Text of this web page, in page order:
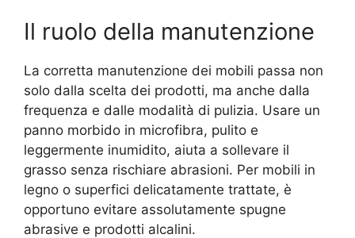
Il ruolo della manutenzione
La corretta manutenzione dei mobili passa non
solo dalla scelta dei prodotti, ma anche dalla
frequenza e dalle modalità di pulizia. Usare un
panno morbido in microfibra, pulito e
leggermente inumidito, aiuta a sollevare il
grasso senza rischiare abrasioni. Per mobili in
legno o superfici delicatamente trattate, è
opportuno evitare assolutamente spugne
abrasive e prodotti alcalini.